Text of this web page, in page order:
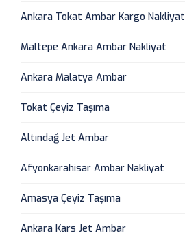
Ankara Tokat Ambar Kargo Nakliyat
Maltepe Ankara Ambar Nakliyat
Ankara Malatya Ambar
Tokat Çeyiz Taşıma
Altındağ Jet Ambar
Afyonkarahisar Ambar Nakliyat
Amasya Çeyiz Taşıma
Ankara Kars Jet Ambar